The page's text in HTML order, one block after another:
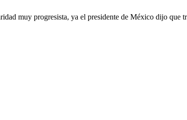
muy progresista, ya el presidente de México dijo que